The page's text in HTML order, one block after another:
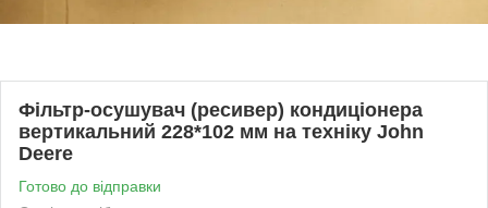
Фільтр-осушувач (ресивер) кондиціонера
вертикальний 228*102 мм на техніку John
Deere
Готово до відправки